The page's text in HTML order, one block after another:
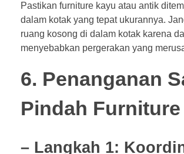
Pastikan furniture kayu atau antik
dalam kotak yang tepat ukurannya.
ruang kosong di dalam kotak karena
menyebabkan pergerakan yang
6. Penanganan
Pindah Furniture
– Langkah 1: